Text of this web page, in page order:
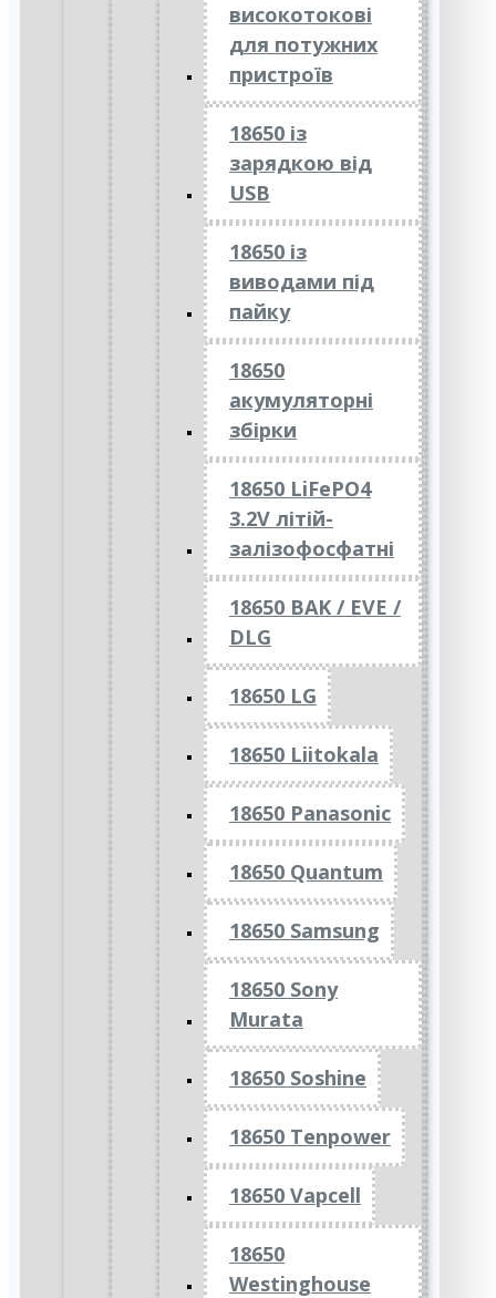
високотокові
для потужних
пристроїв
18650 із
зарядкою від
USB
18650 із
виводами під
пайку
18650
акумуляторні
збірки
18650 LiFePO4
3.2V літій-
залізофосфатні
18650 BAK / EVE /
DLG
18650 LG
18650 Liitokala
18650 Panasonic
18650 Quantum
18650 Samsung
18650 Sony
Murata
18650 Soshine
18650 Tenpower
18650 Vapcell
18650
Westinghouse